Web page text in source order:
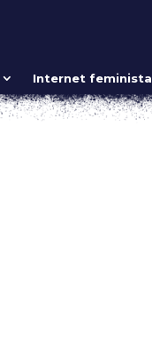
Internet feminista
pues celebramos,